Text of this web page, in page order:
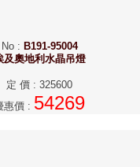
No: B191-95004
及奧地利水晶吊燈
定 價 : 325600
惠價 : 54269